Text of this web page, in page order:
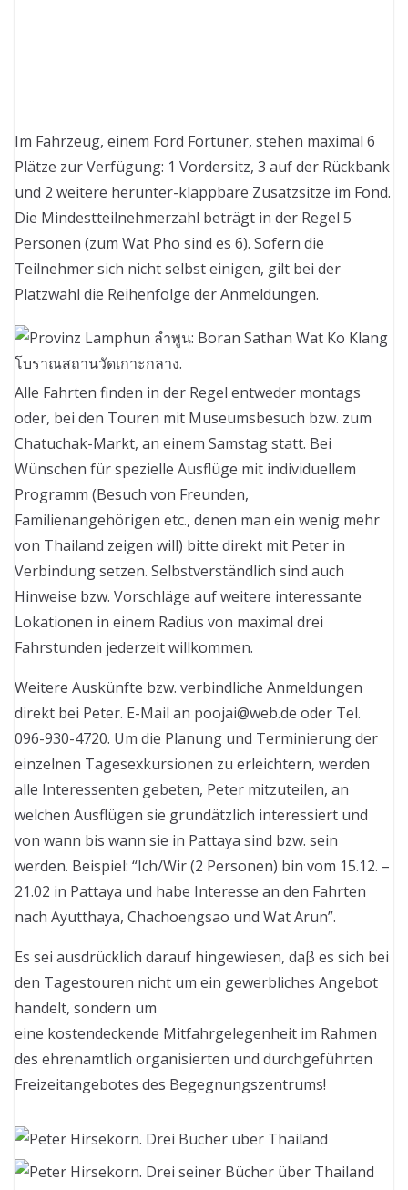
Im Fahrzeug, einem Ford Fortuner, stehen maximal 6
Plätze zur Verfügung: 1 Vordersitz, 3 auf der Rückbank
und 2 weitere herunter-klappbare Zusatzsitze im Fond.
Die Mindestteilnehmerzahl beträgt in der Regel 5
Personen (zum Wat Pho sind es 6). Sofern die
Teilnehmer sich nicht selbst einigen, gilt bei der
Platzwahl die Reihenfolge der Anmeldungen.
Alle Fahrten finden in der Regel entweder montags
oder, bei den Touren mit Museumsbesuch bzw. zum
Chatuchak-Markt, an einem Samstag statt. Bei
Wünschen für spezielle Ausflüge mit individuellem
Programm (Besuch von Freunden,
Familienangehörigen etc., denen man ein wenig mehr
von Thailand zeigen will) bitte direkt mit Peter in
Verbindung setzen. Selbstverständlich sind auch
Hinweise bzw. Vorschläge auf weitere interessante
Lokationen in einem Radius von maximal drei
Fahrstunden jederzeit willkommen.
Weitere Auskünfte bzw. verbindliche Anmeldungen
direkt bei Peter. E-Mail an poojai@web.de oder Tel.
096-930-4720. Um die Planung und Terminierung der
einzelnen Tagesexkursionen zu erleichtern, werden
alle Interessenten gebeten, Peter mitzuteilen, an
welchen Ausflügen sie grundätzlich interessiert und
von wann bis wann sie in Pattaya sind bzw. sein
werden. Beispiel: “Ich/Wir (2 Personen) bin vom 15.12. –
21.02 in Pattaya und habe Interesse an den Fahrten
nach Ayutthaya, Chachoengsao und Wat Arun”.
Es sei ausdrücklich darauf hingewiesen, daβ es sich bei
den Tagestouren nicht um ein gewerbliches Angebot
handelt, sondern um
eine kostendeckende Mitfahrgelegenheit im Rahmen
des ehrenamtlich organisierten und durchgeführten
Freizeitangebotes des Begegnungszentrums!